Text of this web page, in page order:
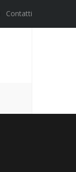
Contatti